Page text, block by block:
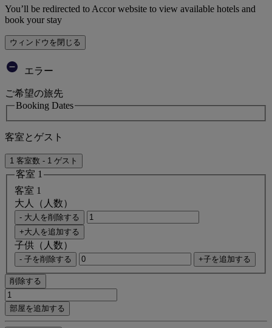
You’ll be redirected to Accor website to view available hotels and
book your stay
ウィンドウを閉じる
エラー
ご希望の旅先
Booking Dates
客室とゲスト
1 客室数 - 1 ゲスト
客室 1
客室 1
大人（人数）
- 大人を削除する
+大人を追加する
子供（人数）
- 子を削除する +子を追加する
削除する
部屋を追加する